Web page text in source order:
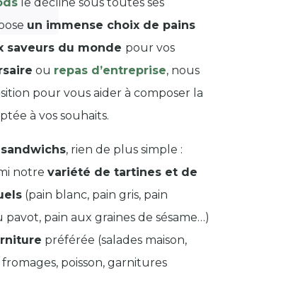
le décline sous toutes ses
un immense choix de pains
saveurs du monde pour vos
ou repas d’entreprise, nous
pour vous aider à composer la
à vos souhaits.
, rien de plus simple :
notre variété de tartines et de
(pain blanc, pain gris, pain
pain aux graines de sésame…)
préférée (salades maison,
poisson, garnitures